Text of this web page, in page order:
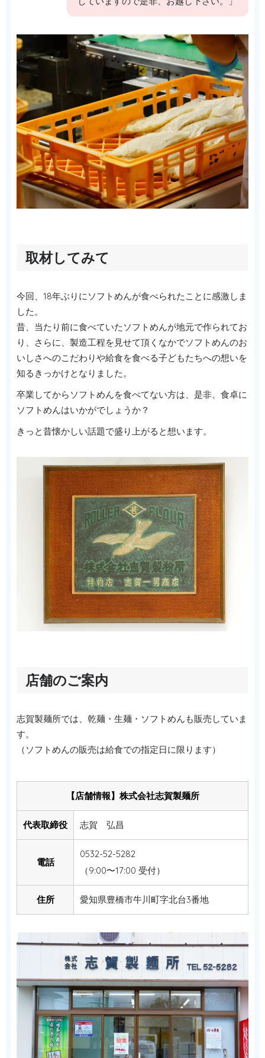
取材してみて
今回、18年ぶりにソフトめんが食べられたことに感激しま
した。
昔、当たり前に食べていたソフトめんが地元で作られてお
り、さらに、製造工程を見せて頂くなかでソフトめんのお
いしさへのこだわりや給食を食べる子どもたちへの想いを
知るきっかけとなりました。
卒業してからソフトめんを食べてない方は、是非、食卓に
ソフトめんはいかがでしょうか？
きっと昔懐かしい話題で盛り上がると想います。
店舗のご案内
志賀製麺所では、乾麺・生麺・ソフトめんも販売していま
す。
（ソフトめんの販売は給食での指定日に限ります）
【店舗情報】株式会社志賀製麺所
代表取締役 志賀 弘昌
電話
0532-52-5282
（9:00〜17:00 受付）
住所 愛知県豊橋市牛川町字北台3番地